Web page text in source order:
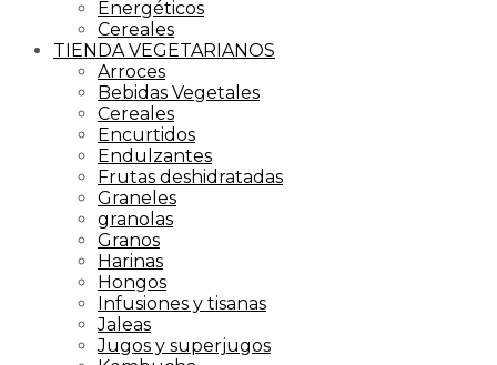
Energéticos
Cereales
TIENDA VEGETARIANOS
Arroces
Bebidas Vegetales
Cereales
Encurtidos
Endulzantes
Frutas deshidratadas
Graneles
granolas
Granos
Harinas
Hongos
Infusiones y tisanas
Jaleas
Jugos y superjugos